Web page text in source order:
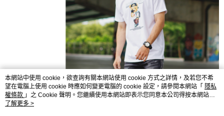
本網站中使用 cookie，欲查詢有關本網站使用 cookie 方式之詳情，及若您不希
望在電腦上使用 cookie 時應如何變更電腦的 cookie 設定，請參閱本網站「 隱私
權條款 」之 Cookie 聲明。您繼續使用本網站即表示您同意本公司得按本網站使
用條款之 Cookie 聲明使用 cookie。
了解更多 >